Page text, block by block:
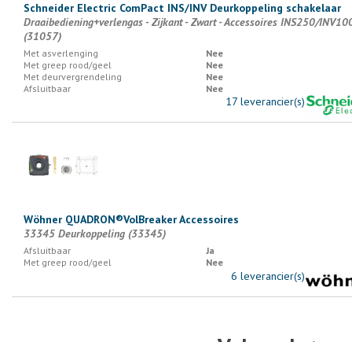
Schneider Electric ComPact INS/INV Deurkoppeling schakelaar
Draaibediening+verlengas - Zijkant - Zwart - Accessoires INS250/
(31057)
Met asverlenging
Nee
Met greep rood/geel
Nee
Met deurvergrendeling
Nee
Afsluitbaar
Nee
17 leverancier(s)
Wöhner QUADRON®VolBreaker Accessoires
33345 Deurkoppeling (33345)
Afsluitbaar
Ja
Met greep rood/geel
Nee
6 leverancier(s)